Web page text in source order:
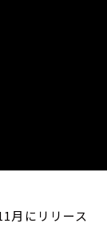
月にリリース